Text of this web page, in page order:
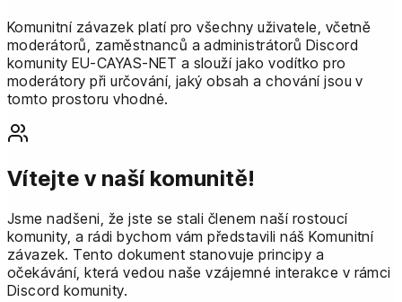
Komunitní závazek platí pro všechny uživatele, včetně
moderátorů, zaměstnanců a administrátorů Discord
komunity EU-CAYAS-NET a slouží jako vodítko pro
moderátory při určování, jaký obsah a chování jsou v
tomto prostoru vhodné.
Vítejte v naší komunitě!
Jsme nadšeni, že jste se stali členem naší rostoucí
komunity, a rádi bychom vám představili náš Komunitní
závazek. Tento dokument stanovuje principy a
očekávání, která vedou naše vzájemné interakce v rámci
Discord komunity.